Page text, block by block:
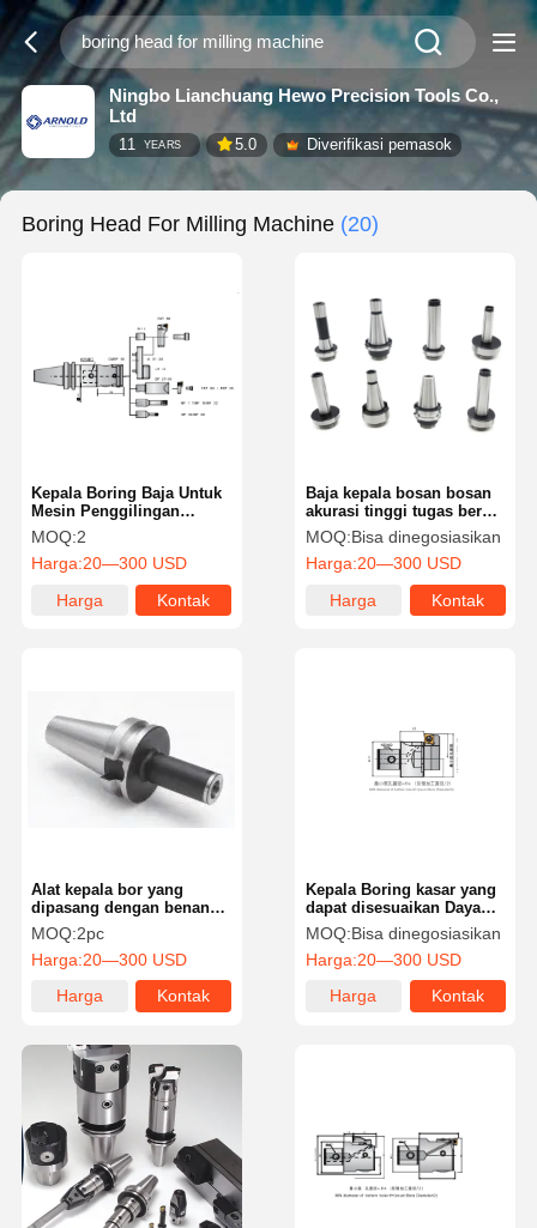
Ningbo Lianchuang Hewo Precision Tools Co.,
Ltd
11 YEARS 5.0 Diverifikasi pemasok
Boring Head For Milling Machine (20)
Kepala Boring Baja Untuk
Mesin Penggilingan
Selang lurus 6mm-108mm
Boring Range Standar
MOQ:2
Harga:20—300 USD
Harga
Kontak
Baja kepala bosan bosan
akurasi tinggi tugas berat
untuk pemesinan
MOQ:Bisa dinegosiasikan
Harga:20—300 USD
Harga
Kontak
Alat kepala bor yang
dipasang dengan benang
Kepala bor yang
disesuaikan 2-6 sisipan
Untuk mesin CNC
MOQ:2pc
Harga:20—300 USD
Harga
Kontak
Kepala Boring kasar yang
dapat disesuaikan Daya
tahan tinggi untuk industri
otomotif
MOQ:Bisa dinegosiasikan
Harga:20—300 USD
Harga
Kontak